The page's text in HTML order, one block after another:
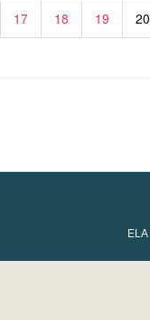
17 18 19 20